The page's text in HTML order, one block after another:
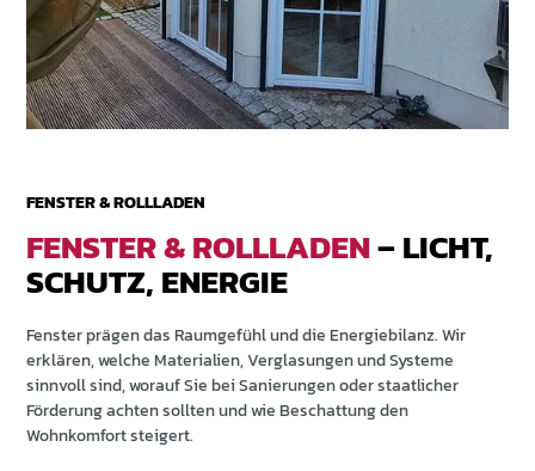
FENSTER & ROLLLADEN
FENSTER & ROLLLADEN– LICHT,
SCHUTZ, ENERGIE
Fenster prägen das Raumgefühl und die Energiebilanz. Wir
erklären, welche Materialien, Verglasungen und Systeme
sinnvoll sind, worauf Sie bei Sanierungen oder staatlicher
Förderung achten sollten und wie Beschattung den
Wohnkomfort steigert.